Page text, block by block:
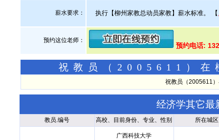
薪水要求： 执行【柳州家教总动员家教】薪水标准。 【
预约这位老师：
预约电话:
祝教员（2005611）在
祝教员（2005611
经济学其它最
教员.编号 高校、目前身份、专业、性别 所在城区
广西科技大学